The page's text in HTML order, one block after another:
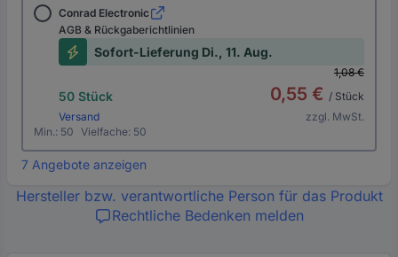
Conrad Electronic
AGB & Rückgaberichtlinien
Sofort-Lieferung Di., 11. Aug.
50 Stück
Versand
1,08 €
0,55 € / Stück
zzgl. MwSt.
Min.: 50 Vielfache: 50
7 Angebote anzeigen
Hersteller bzw. verantwortliche Person für das Produkt
Rechtliche Bedenken melden